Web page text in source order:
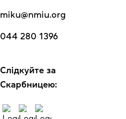
miku@nmiu.org
044 280 1396
Cлідкуйте за
Скарбницею: